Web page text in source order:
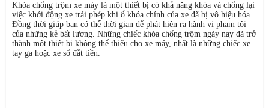
Khóa chống trộm xe máy là một thiết bị có khả năng khóa và chống lại
việc khởi động xe trái phép khi ổ khóa chính của xe đã bị vô hiệu hóa.
Đồng thời giúp bạn có thể thời gian để phát hiện ra hành vi phạm tội
của những kẻ bất lương. Những chiếc khóa chống trộm ngày nay đã trở
thành một thiết bị không thể thiếu cho xe máy, nhất là những chiếc xe
tay ga hoặc xe số đắt tiền.